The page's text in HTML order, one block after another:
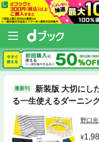
最新刊
新装版 大切にし
る一生使えるダーニン
野口光